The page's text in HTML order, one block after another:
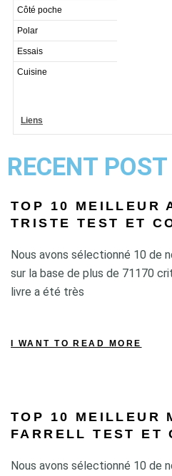
Côté poche
Polar
Essais
Cuisine
Liens
RECENT POST
TOP 10 MEILLEUR
TRISTE TEST ET
Nous avons sélectionné 10 de
sur la base de plus de 71170
livre a été très
I WANT TO READ MORE
TOP 10 MEILLEUR
FARRELL TEST ET
Nous avons sélectionné 10 de